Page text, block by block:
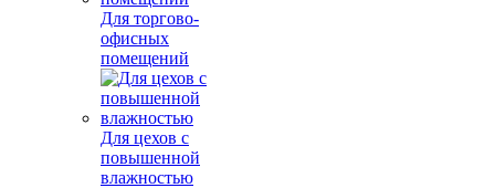
Для торгово-
офисных
помещений
Для цехов с
повышенной
влажностью